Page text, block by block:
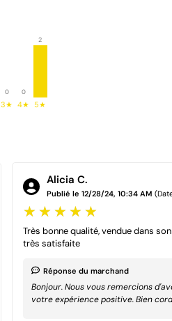
0
3★
0
4★
2
5★
Alicia C.
Publié le 12/28/24, 10:34 AM
Très bonne qualité, vendue dans
très satisfaite
Réponse du marchand
Bonjour. Nous vous remercions
votre expérience positive. Bien